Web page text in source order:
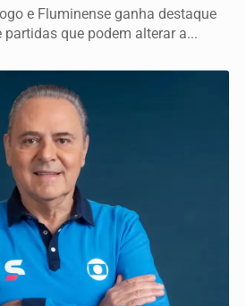
e Fluminense ganha destaque
que podem alterar a...